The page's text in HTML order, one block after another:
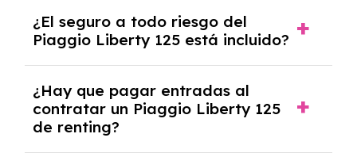
coche, renovarlo por uno nuevo o, en algunos
casos, comprarlo a un precio previamente
acordado.
¿El seguro a todo riesgo del
Piaggio Liberty 125 está incluido?
Liberty 125 con el seguro a todo riesgo sin
franquicia incluido dentro de las cuotas
mensuales.
¿Hay que pagar entradas al
contratar un Piaggio Liberty 125
de renting?